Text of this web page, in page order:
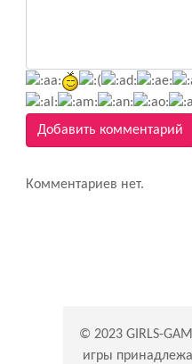
Добавить комментарий
Комментариев нет.
© 2023 GIRLS-
игры